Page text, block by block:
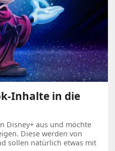
Inhalte in die
Disney+ aus und möchte
Diese werden von
sollen natürlich etwas mit